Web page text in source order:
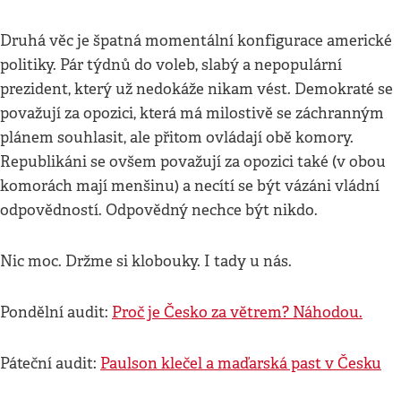
Druhá věc je špatná momentální konfigurace americké
politiky. Pár týdnů do voleb, slabý a nepopulární
prezident, který už nedokáže nikam vést. Demokraté se
považují za opozici, která má milostivě se záchranným
plánem souhlasit, ale přitom ovládají obě komory.
Republikáni se ovšem považují za opozici také (v obou
komorách mají menšinu) a necítí se být vázáni vládní
odpovědností. Odpovědný nechce být nikdo.
Nic moc. Držme si klobouky. I tady u nás.
Pondělní audit: Proč je Česko za větrem? Náhodou.
Páteční audit: Paulson klečel a maďarská past v Česku